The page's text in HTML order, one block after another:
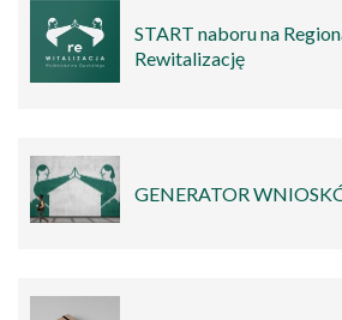
START naboru na
Rewitalizację
GENERATOR